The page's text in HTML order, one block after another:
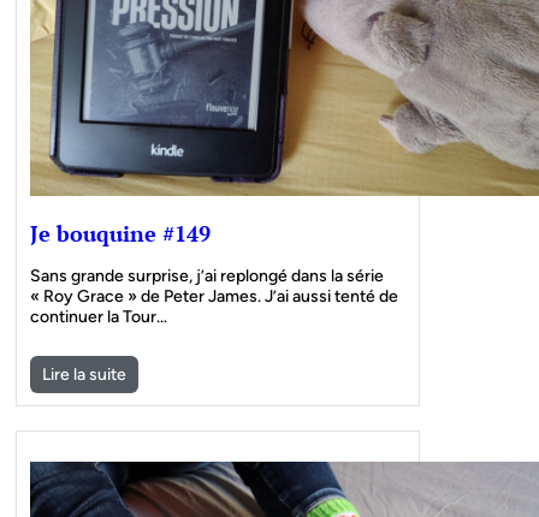
Je bouquine #149
Sans grande surprise, j’ai replongé dans la série
« Roy Grace » de Peter James. J’ai aussi tenté de
continuer la Tour…
Lire la suite